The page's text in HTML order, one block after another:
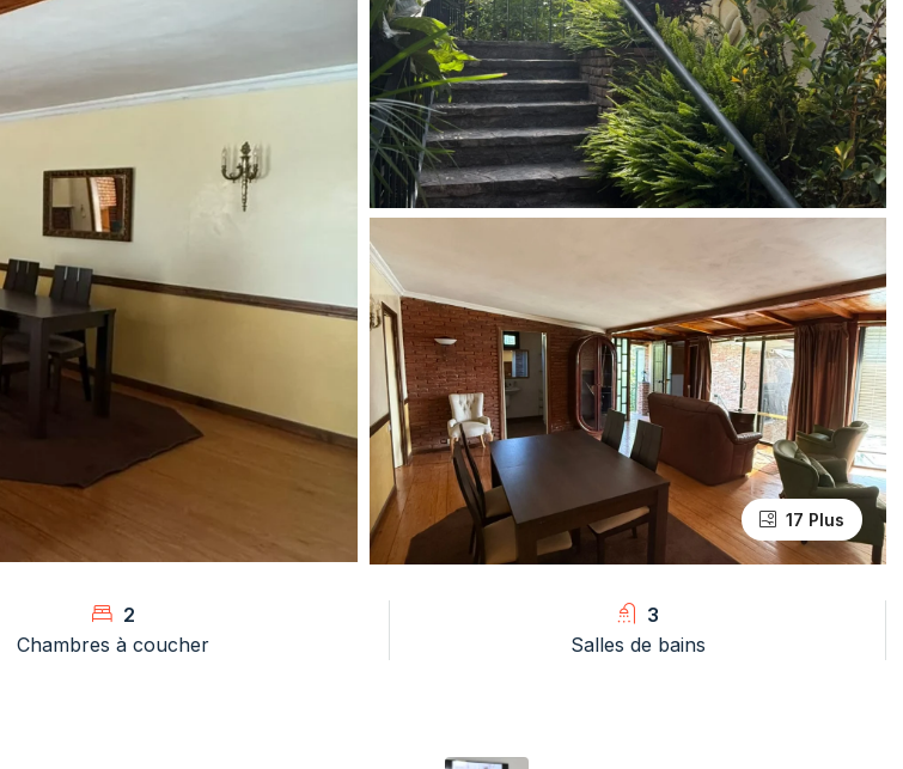
17 Plus
2
Chambres à coucher
3
Salles de bains